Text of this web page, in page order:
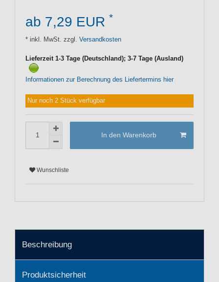
ab 7,29 EUR *
* inkl. MwSt. zzgl. Versandkosten
Lieferzeit 1-3 Tage (Deutschland); 3-7 Tage (Ausland)
Informationen zur Berechnung des Liefertermins hier
Nur noch 2 Stück verfügbar
In den Warenkorb
Wunschliste
Beschreibung
Produktsicherheit